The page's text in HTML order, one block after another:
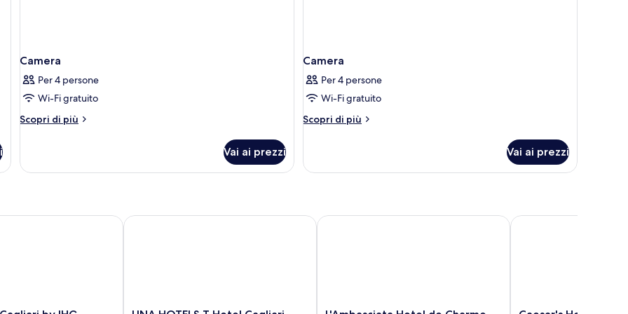
Camera
Per 4 persone
Wi-Fi gratuito
Scopri di più
Altri
Vai ai prezzi
Camera
Per 4 persone
Wi-Fi gratuito
Scopri di più
Altri
Vai ai prezzi
by IHG UNA HOTELS T Hotel Cagliari L'Ambasciata Hotel de Charme Caesar's Hotel